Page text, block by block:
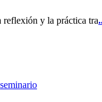
reflexión y la práctica tra
seminario